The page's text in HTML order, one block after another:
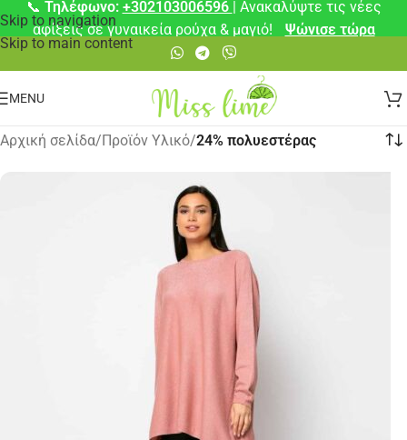
Skip to navigation
Skip to main content
📞 Τηλέφωνο: +302103006596 | Ανακαλύψτε τις νέες
αφίξεις σε γυναικεία ρούχα & μαγιό!
Ψώνισε τώρα
MENU
Αρχική σελίδα/Προϊόν Υλικό/24% πολυεστέρας